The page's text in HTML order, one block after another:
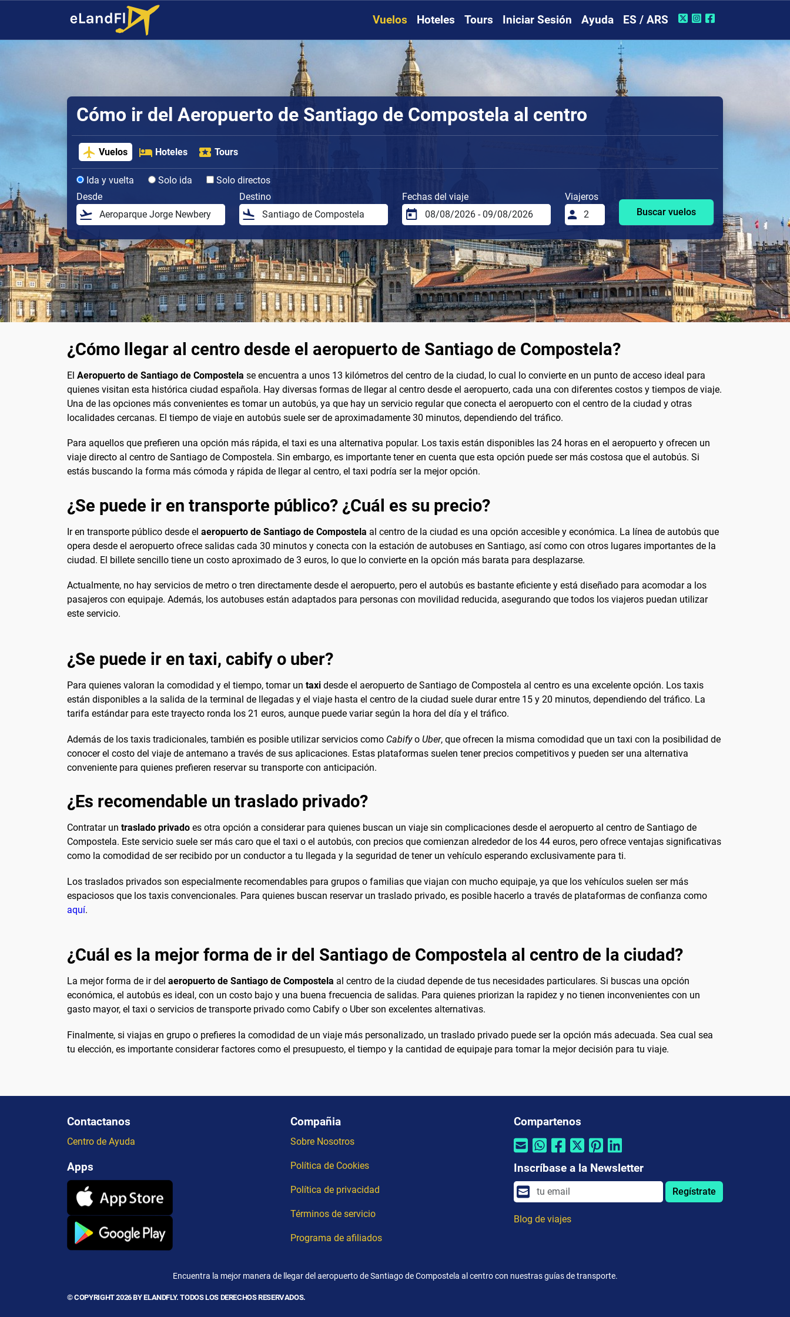
Vuelos Hoteles Tours Iniciar Sesión Ayuda ES / ARS
Cómo ir del Aeropuerto de Santiago de Compostela al centro
Vuelos Hoteles Tours
Ida y vuelta Solo ida
Solo directos
Desde
Destino Fechas del viaje
Viajeros
Buscar vuelos
¿Cómo llegar al centro desde el aeropuerto de Santiago de Compostela?
El Aeropuerto de Santiago de Compostela se encuentra a unos 13 kilómetros del centro de la ciudad, lo cual lo convierte en un punto de acceso ideal para
quienes visitan esta histórica ciudad española. Hay diversas formas de llegar al centro desde el aeropuerto, cada una con diferentes costos y tiempos de viaje.
Una de las opciones más convenientes es tomar un autobús, ya que hay un servicio regular que conecta el aeropuerto con el centro de la ciudad y otras
localidades cercanas. El tiempo de viaje en autobús suele ser de aproximadamente 30 minutos, dependiendo del tráfico.
Para aquellos que prefieren una opción más rápida, el taxi es una alternativa popular. Los taxis están disponibles las 24 horas en el aeropuerto y ofrecen un
viaje directo al centro de Santiago de Compostela. Sin embargo, es importante tener en cuenta que esta opción puede ser más costosa que el autobús. Si
estás buscando la forma más cómoda y rápida de llegar al centro, el taxi podría ser la mejor opción.
¿Se puede ir en transporte público? ¿Cuál es su precio?
Ir en transporte público desde el aeropuerto de Santiago de Compostela al centro de la ciudad es una opción accesible y económica. La línea de autobús que
opera desde el aeropuerto ofrece salidas cada 30 minutos y conecta con la estación de autobuses en Santiago, así como con otros lugares importantes de la
ciudad. El billete sencillo tiene un costo aproximado de 3 euros, lo que lo convierte en la opción más barata para desplazarse.
Actualmente, no hay servicios de metro o tren directamente desde el aeropuerto, pero el autobús es bastante eficiente y está diseñado para acomodar a los
pasajeros con equipaje. Además, los autobuses están adaptados para personas con movilidad reducida, asegurando que todos los viajeros puedan utilizar
este servicio.
¿Se puede ir en taxi, cabify o uber?
Para quienes valoran la comodidad y el tiempo, tomar un taxi desde el aeropuerto de Santiago de Compostela al centro es una excelente opción. Los taxis
están disponibles a la salida de la terminal de llegadas y el viaje hasta el centro de la ciudad suele durar entre 15 y 20 minutos, dependiendo del tráfico. La
tarifa estándar para este trayecto ronda los 21 euros, aunque puede variar según la hora del día y el tráfico.
Además de los taxis tradicionales, también es posible utilizar servicios como Cabifyo Uber, que ofrecen la misma comodidad que un taxi con la posibilidad de
conocer el costo del viaje de antemano a través de sus aplicaciones. Estas plataformas suelen tener precios competitivos y pueden ser una alternativa
conveniente para quienes prefieren reservar su transporte con anticipación.
¿Es recomendable un traslado privado?
Contratar un traslado privado es otra opción a considerar para quienes buscan un viaje sin complicaciones desde el aeropuerto al centro de Santiago de
Compostela. Este servicio suele ser más caro que el taxi o el autobús, con precios que comienzan alrededor de los 44 euros, pero ofrece ventajas significativas
como la comodidad de ser recibido por un conductor a tu llegada y la seguridad de tener un vehículo esperando exclusivamente para ti.
Los traslados privados son especialmente recomendables para grupos o familias que viajan con mucho equipaje, ya que los vehículos suelen ser más
espaciosos que los taxis convencionales. Para quienes buscan reservar un traslado privado, es posible hacerlo a través de plataformas de confianza como
aquí.
¿Cuál es la mejor forma de ir del Santiago de Compostela al centro de la ciudad?
La mejor forma de ir del aeropuerto de Santiago de Compostela al centro de la ciudad depende de tus necesidades particulares. Si buscas una opción
económica, el autobús es ideal, con un costo bajo y una buena frecuencia de salidas. Para quienes priorizan la rapidez y no tienen inconvenientes con un
gasto mayor, el taxi o servicios de transporte privado como Cabify o Uber son excelentes alternativas.
Finalmente, si viajas en grupo o prefieres la comodidad de un viaje más personalizado, un traslado privado puede ser la opción más adecuada. Sea cual sea
tu elección, es importante considerar factores como el presupuesto, el tiempo y la cantidad de equipaje para tomar la mejor decisión para tu viaje.
Contactanos
Centro de Ayuda
Apps
Compañia
Sobre Nosotros
Política de Cookies
Política de privacidad
Términos de servicio
Programa de afiliados
Compartenos
Inscríbase a la Newsletter
Regístrate
Blog de viajes
Encuentra la mejor manera de llegar del aeropuerto de Santiago de Compostela al centro con nuestras guías de transporte.
© COPYRIGHT 2026 BY ELANDFLY. TODOS LOS DERECHOS RESERVADOS.